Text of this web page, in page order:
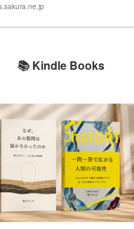
📚 Kindle Books